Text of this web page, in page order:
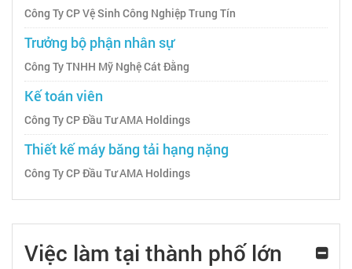
Công Ty CP Vệ Sinh Công Nghiệp Trung Tín
Trưởng bộ phận nhân sự
Công Ty TNHH Mỹ Nghệ Cát Đằng
Kế toán viên
Công Ty CP Đầu Tư AMA Holdings
Thiết kế máy băng tải hạng nặng
Công Ty CP Đầu Tư AMA Holdings
Việc làm tại thành phố lớn